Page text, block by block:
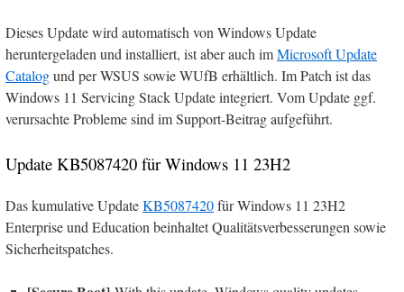
Dieses Update wird automatisch von Windows Update
heruntergeladen und installiert, ist aber auch imMicrosoft Update
Catalogund per WSUS sowie WUfB erhältlich. Im Patch ist das
Windows 11 Servicing Stack Update integriert. Vom Update ggf.
verursachte Probleme sind im Support-Beitrag aufgeführt.
Update KB5087420 für Windows 11 23H2
Das kumulative UpdateKB5087420für Windows 11 23H2
Enterprise und Education beinhaltet Qualitätsverbesserungen sowie
Sicherheitspatches.